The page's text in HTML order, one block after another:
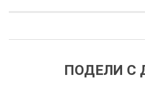
ПОДЕЛИ С